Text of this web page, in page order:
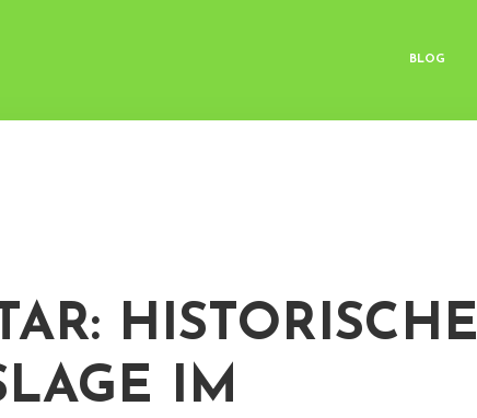
BLOG
HISTORISCHE
IM